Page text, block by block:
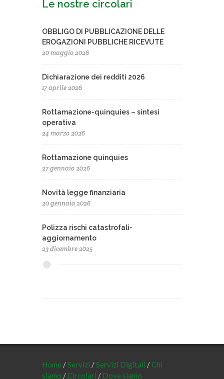
Le nostre circolari
OBBLIGO DI PUBBLICAZIONE DELLE
EROGAZIONI PUBBLICHE RICEVUTE
20 maggio 2026
Dichiarazione dei redditi 2026
17 aprile 2026
Rottamazione-quinquies – sintesi
operativa
24 marzo 2026
Rottamazione quinquies
27 gennaio 2026
Novità legge finanziaria
20 gennaio 2026
Polizza rischi catastrofali-
aggiornamento
23 dicembre 2025
Home /Servizi /Servizi Digitali / Chi
siamo / Circolari / Dove siamo